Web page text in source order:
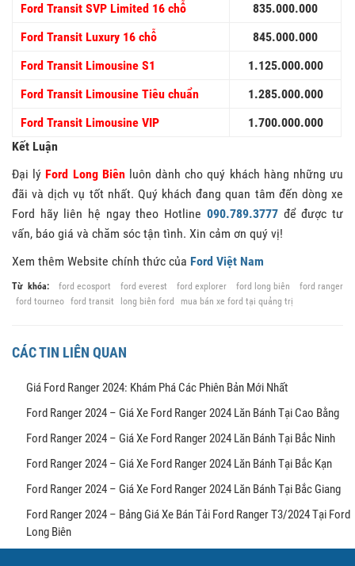
Ford Transit SVP Limited 16 chỗ
835.000.000
Ford Transit Luxury 16 chỗ
845.000.000
Ford Transit Limousine S1
1.125.000.000
Ford Transit Limousine Tiêu chuẩn
1.285.000.000
Ford Transit Limousine VIP
1.700.000.000
Kết Luận
Đại lý Ford Long Biênluôn dành cho quý khách hàng những ưu
đãi và dịch vụ tốt nhất. Quý khách đang quan tâm đến dòng xe
Ford hãy liên hệ ngay theo Hotline 090.789.3777 để được tư
vấn, báo giá và chăm sóc tận tình. Xin cảm ơn quý vị!
Xem thêm Website chính thức của Ford Việt Nam
Từ khóa: ford ecosport ford everest ford explorer ford long biên
ford ranger
ford tourneo ford transit long biên ford mua bán xe ford tại quảng trị
CÁC TIN LIÊN QUAN
Giá Ford Ranger 2024: Khám Phá Các Phiên Bản Mới Nhất
Ford Ranger 2024 – Giá Xe Ford Ranger 2024 Lăn Bánh Tại Cao Bằng
Ford Ranger 2024 – Giá Xe Ford Ranger 2024 Lăn Bánh Tại Bắc Ninh
Ford Ranger 2024 – Giá Xe Ford Ranger 2024 Lăn Bánh Tại Bắc Kạn
Ford Ranger 2024 – Giá Xe Ford Ranger 2024 Lăn Bánh Tại Bắc Giang
Ford Ranger 2024 – Bảng Giá Xe Bán Tải Ford Ranger T3/2024 Tại Ford
Long Biên